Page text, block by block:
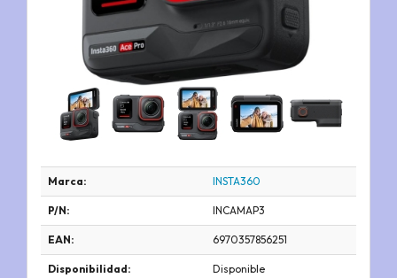
Marca: INSTA360
P/N: INCAMAP3
EAN: 6970357856251
Disponibilidad: Disponible